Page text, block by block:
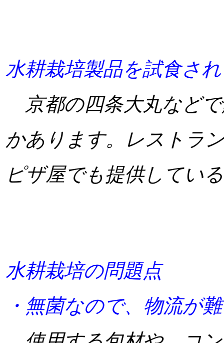
水耕栽培製品を試食さ
京都の四条大丸など
かあります。レストラ
ピザ屋でも提供してい
水耕栽培の問題点
・無菌なので、物流が